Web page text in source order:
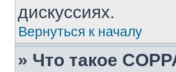
дискуссиях.
Вернуться к началу
» Что такое